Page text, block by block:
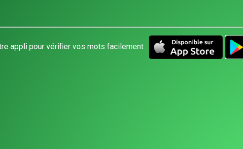
appli pour vérifier vos mots facilement :